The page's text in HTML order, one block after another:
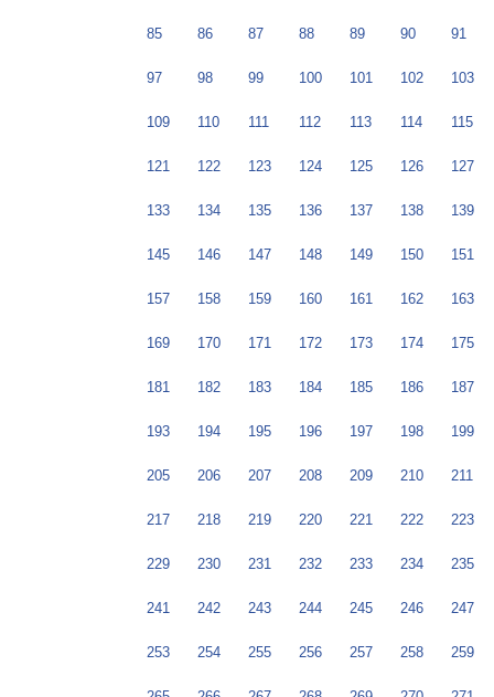
85 86 87 88 89 90 91
97 98 99 100 101 102 103
109 110 111 112 113 114 115
121 122 123 124 125 126 127
133 134 135 136 137 138 139
145 146 147 148 149 150 151
157 158 159 160 161 162 163
169 170 171 172 173 174 175
181 182 183 184 185 186 187
193 194 195 196 197 198 199
205 206 207 208 209 210 211
217 218 219 220 221 222 223
229 230 231 232 233 234 235
241 242 243 244 245 246 247
253 254 255 256 257 258 259